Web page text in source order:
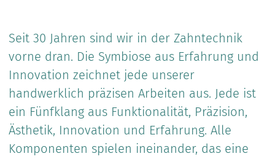
Seit 30 Jahren sind wir in der Zahntechnik
vorne dran. Die Symbiose aus Erfahrung und
Innovation zeichnet jede unserer
handwerklich präzisen Arbeiten aus. Jede ist
ein Fünfklang aus Funktionalität, Präzision,
Ästhetik, Innovation und Erfahrung. Alle
Komponenten spielen ineinander, das eine